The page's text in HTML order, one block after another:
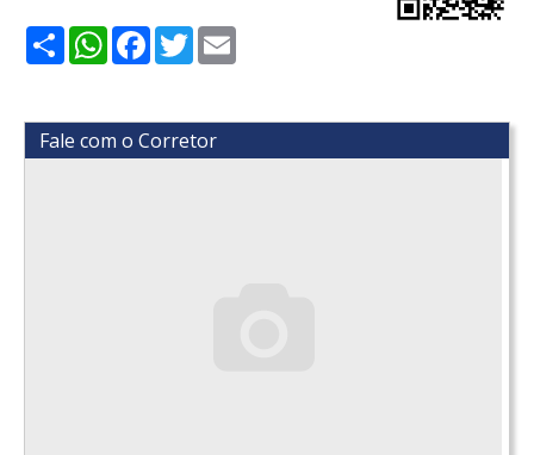
ShareWhatsApp
Facebook
Twitter
Fale com o Corretor